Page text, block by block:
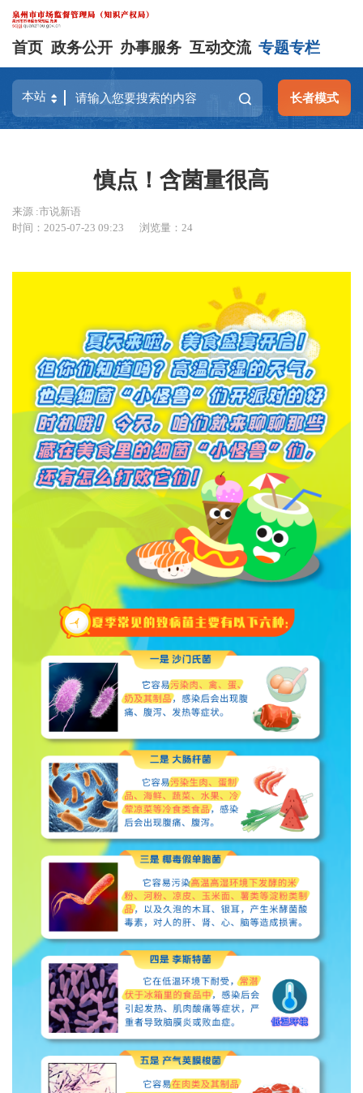
首页 政务公开 办事服务 互动交流 专题专栏
长者模式
慎点！含菌量很高
来源 :市说新语
时间：2025-07-23 09:23
浏览量： 24